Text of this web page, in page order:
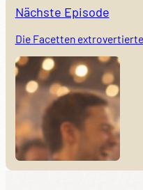
Nächste Episode
Die Facetten